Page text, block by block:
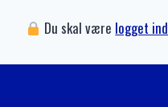
Du skal være logget ind